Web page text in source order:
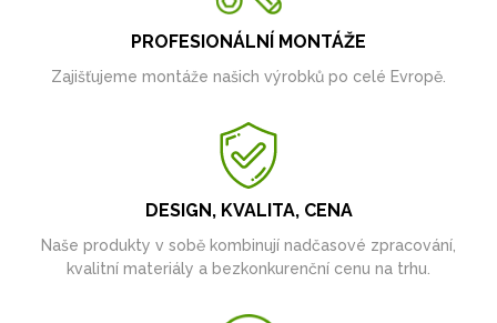
PROFESIONÁLNÍ MONTÁŽE
Zajišťujeme montáže našich výrobků po celé Evropě.
DESIGN, KVALITA, CENA
Naše produkty v sobě kombinují nadčasové zpracování,
kvalitní materiály a bezkonkurenční cenu na trhu.